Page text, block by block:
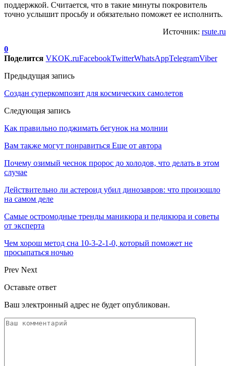
поддержкой. Считается, что в такие минуты покровитель
точно услышит просьбу и обязательно поможет ее исполнить.
Источник: rsute.ru
0
Поделится VKOK.ruFacebookTwitterWhatsAppTelegramViber
Предыдущая запись
Создан суперкомпозит для космических самолетов
Следующая запись
Как правильно поджимать бегунок на молнии
Вам также могут понравиться Еще от автора
Почему озимый чеснок пророс до холодов, что делать в этом
случае
Действительно ли астероид убил динозавров: что произошло
на самом деле
Самые остромодные тренды маникюра и педикюра и советы
от эксперта
Чем хорош метод сна 10-3-2-1-0, который поможет не
просыпаться ночью
Prev Next
Оставьте ответ
Ваш электронный адрес не будет опубликован.